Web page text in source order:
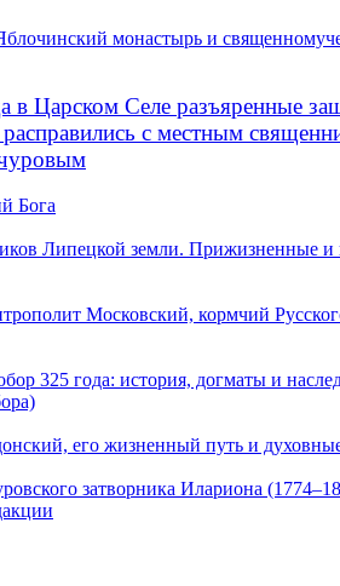
монастырь и
в Царском Селе разъяренные
с местным
Бога
Липецкой земли. Прижизненные и
Московский, кормчий
325 года: история, догматы и
его жизненный путь и
затворника Илариона